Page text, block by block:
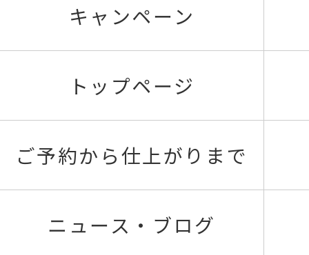
キャンペーン
トップページ
ご予約から仕上がりまで
ニュース・ブログ